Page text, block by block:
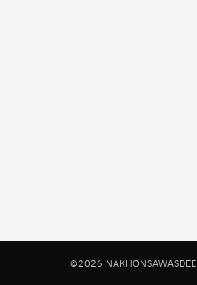
©2026